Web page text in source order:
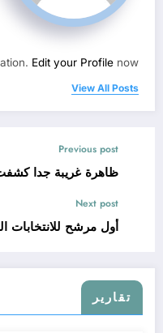
Edit your Profile now.
View All Posts
Previous post
ظاهرة غريبة جدا
Next post
أول مرشح للانتخابات
تقارير